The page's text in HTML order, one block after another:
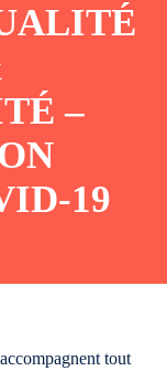
–
19
tout